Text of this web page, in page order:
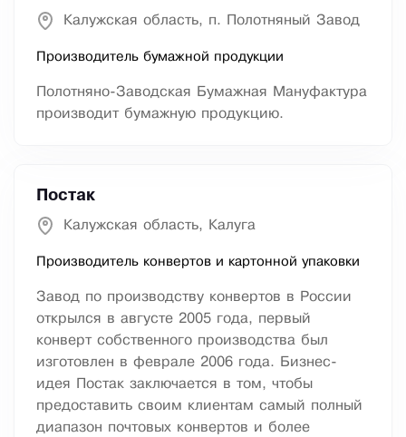
Калужская область, п. Полотняный Завод
Производитель бумажной продукции
Полотняно-Заводская Бумажная Мануфактура
производит бумажную продукцию.
Постак
Калужская область, Калуга
Производитель конвертов и картонной упаковки
Завод по производству конвертов в России
открылся в августе 2005 года, первый
конверт собственного производства был
изготовлен в феврале 2006 года. Бизнес-
идея Постак заключается в том, чтобы
предоставить своим клиентам самый полный
диапазон почтовых конвертов и более